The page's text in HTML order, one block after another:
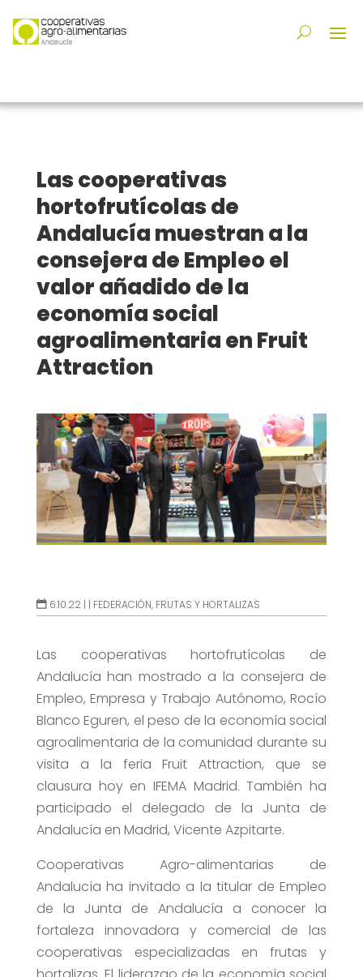
Las cooperativas
hortofrutícolas de
Andalucía muestran a la
consejera de Empleo el
valor añadido de la
economía social
agroalimentaria en Fruit
Attraction
6.10.22 | | FEDERACIÓN, FRUTAS Y HORTALIZAS
Las cooperativas hortofrutícolas de
Andalucía han mostrado a la consejera de
Empleo, Empresa y Trabajo Autónomo, Rocío
Blanco Eguren, el peso de la economía social
agroalimentaria de la comunidad durante su
visita a la feria Fruit Attraction, que se
clausura hoy en IFEMA Madrid. También ha
participado el delegado de la Junta de
Andalucía en Madrid, Vicente Azpitarte.
Cooperativas Agro-alimentarias de
Andalucía ha invitado a la titular de Empleo
de la Junta de Andalucía a conocer la
fortaleza innovadora y comercial de las
cooperativas especializadas en frutas y